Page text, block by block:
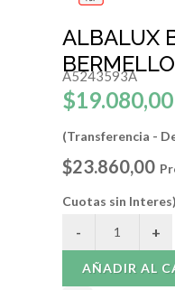
ALBALUX
A5243593A
$19.080,00
(Transferencia -
$23.860,00
Cuotas sin Interes)